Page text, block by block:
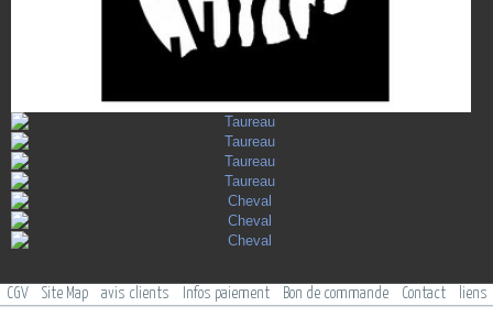
CGV Site Map avis clients Infos paiement Bon de commande Contact liens